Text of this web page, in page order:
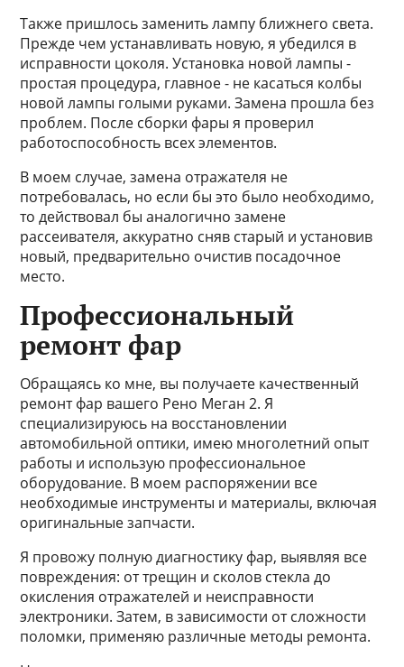
Также пришлось заменить лампу ближнего света.
Прежде чем устанавливать новую, я убедился в
исправности цоколя. Установка новой лампы -
простая процедура, главное - не касаться колбы
новой лампы голыми руками. Замена прошла без
проблем. После сборки фары я проверил
работоспособность всех элементов.
В моем случае, замена отражателя не
потребовалась, но если бы это было необходимо,
то действовал бы аналогично замене
рассеивателя, аккуратно сняв старый и установив
новый, предварительно очистив посадочное
место.
Профессиональный
ремонт фар
Обращаясь ко мне, вы получаете качественный
ремонт фар вашего Рено Меган 2. Я
специализируюсь на восстановлении
автомобильной оптики, имею многолетний опыт
работы и использую профессиональное
оборудование. В моем распоряжении все
необходимые инструменты и материалы, включая
оригинальные запчасти.
Я провожу полную диагностику фар, выявляя все
повреждения: от трещин и сколов стекла до
окисления отражателей и неисправности
электроники. Затем, в зависимости от сложности
поломки, применяю различные методы ремонта.